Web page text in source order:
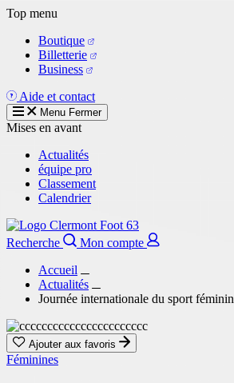
Aller
contenu
principal
Top menu
Boutique
Billetterie
Business
Aide et contact
Menu Fermer
Mises en avant
Actualités
équipe pro
Classement
Calendrier
Recherche
Mon compte
Accueil
Actualités
Journée internationale du sport féminin
Ajouter aux favoris
Féminines